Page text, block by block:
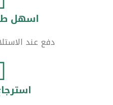
اسهل
دفع عند